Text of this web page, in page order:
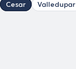
Cesar Valledupar